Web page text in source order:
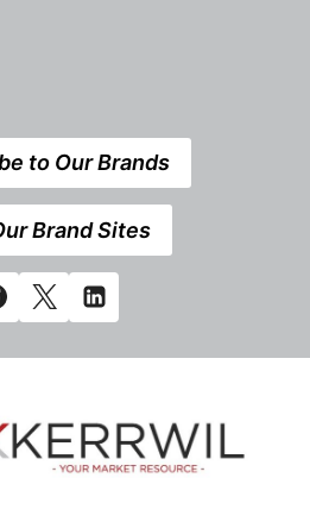
to Our Brands
Brand Sites